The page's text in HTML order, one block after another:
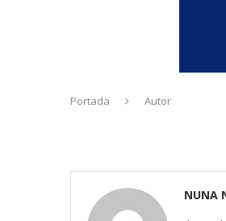
Portada Autor
NUNA